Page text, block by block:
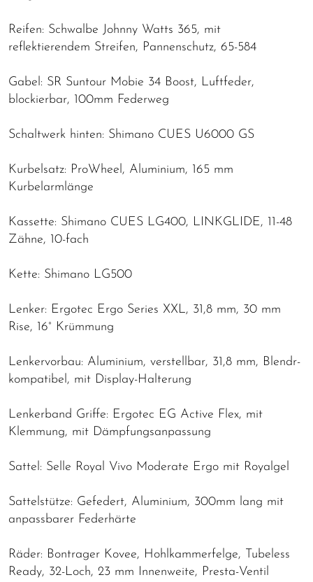
Reifen: Schwalbe Johnny Watts 365, mit
reflektierendem Streifen, Pannenschutz, 65-584
Gabel: SR Suntour Mobie 34 Boost, Luftfeder,
blockierbar, 100mm Federweg
Schaltwerk hinten: Shimano CUES U6000 GS
Kurbelsatz: ProWheel, Aluminium, 165 mm
Kurbelarmlänge
Kassette: Shimano CUES LG400, LINKGLIDE, 11-48
Zähne, 10-fach
Kette: Shimano LG500
Lenker: Ergotec Ergo Series XXL, 31,8 mm, 30 mm
Rise, 16° Krümmung
Lenkervorbau: Aluminium, verstellbar, 31,8 mm, Blendr-
kompatibel, mit Display-Halterung
Lenkerband Griffe: Ergotec EG Active Flex, mit
Klemmung, mit Dämpfungsanpassung
Sattel: Selle Royal Vivo Moderate Ergo mit Royalgel
Sattelstütze: Gefedert, Aluminium, 300mm lang mit
anpassbarer Federhärte
Räder: Bontrager Kovee, Hohlkammerfelge, Tubeless
Ready, 32-Loch, 23 mm Innenweite, Presta-Ventil